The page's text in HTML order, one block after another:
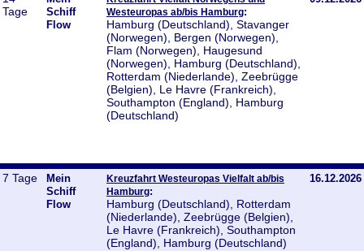
Tage
Schiff
Flow
Westeuropas ab/bis Hamburg:
Hamburg (Deutschland), Stavanger
(Norwegen), Bergen (Norwegen),
Flam (Norwegen), Haugesund
(Norwegen), Hamburg (Deutschland),
Rotterdam (Niederlande), Zeebrügge
(Belgien), Le Havre (Frankreich),
Southampton (England), Hamburg
(Deutschland)
7 Tage
Mein
Schiff
Flow
Kreuzfahrt Westeuropas Vielfalt ab/bis
Hamburg:
Hamburg (Deutschland), Rotterdam
(Niederlande), Zeebrügge (Belgien),
Le Havre (Frankreich), Southampton
(England), Hamburg (Deutschland)
16.12.2026